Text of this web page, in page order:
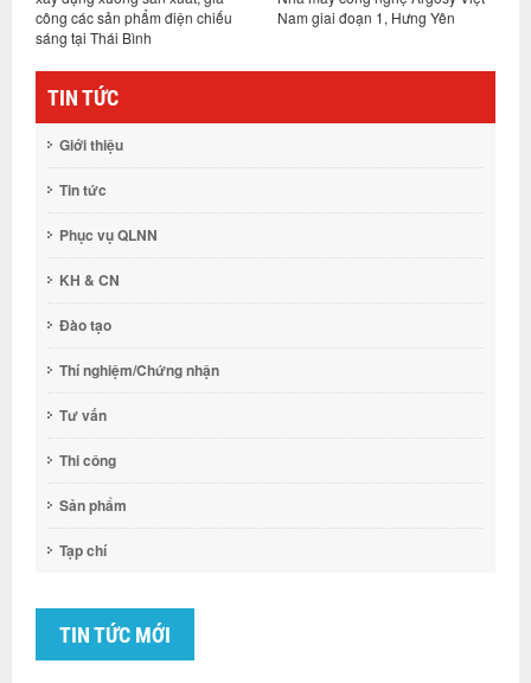
công các sản phẩm điện chiếu
sáng tại Thái Bình
Nam giai đoạn 1, Hưng Yên
TIN TỨC
Giới thiệu
Tin tức
Phục vụ QLNN
KH & CN
Đào tạo
Thí nghiệm/Chứng nhận
Tư vấn
Thi công
Sản phẩm
Tạp chí
TIN TỨC MỚI